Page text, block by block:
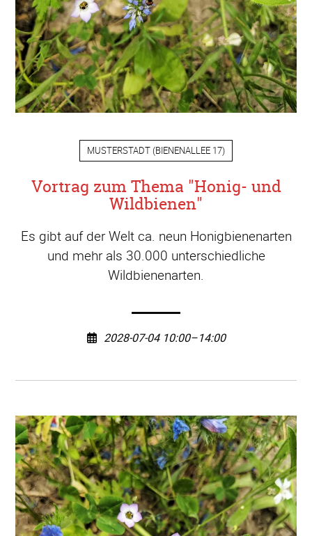
MUSTERSTADT (BIENENALLEE 17)
Vortrag zum Thema "Honig- und
Wildbienen"
Es gibt auf der Welt ca. neun Honigbienenarten
und mehr als 30.000 unterschiedliche
Wildbienenarten.
2028-07-04 10:00–14:00